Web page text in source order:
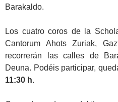
Barakaldo.
Los cuatro coros de la
Cantorum Ahots Zuriak,
recorrerán las calles de
Deuna. Podéis participar,
11:30 h.